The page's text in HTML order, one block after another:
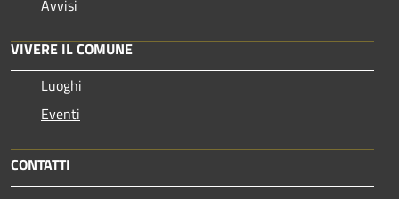
Avvisi
VIVERE IL COMUNE
Luoghi
Eventi
CONTATTI